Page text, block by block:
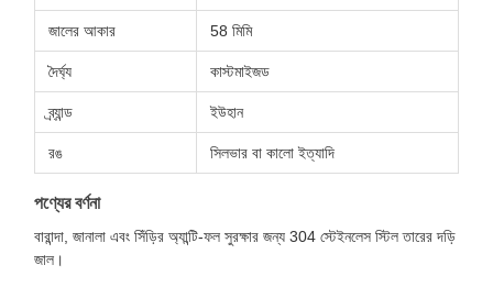
জালের আকার 58 মিমি
দৈর্ঘ্য কাস্টমাইজড
ব্র্যান্ড ইউহান
রঙ সিলভার বা কালো ইত্যাদি
পণ্যের বর্ণনা
বারান্দা, জানালা এবং সিঁড়ির অ্যান্টি-ফল সুরক্ষার জন্য 304 স্টেইনলেস স্টিল তারের দড়ি
জাল।